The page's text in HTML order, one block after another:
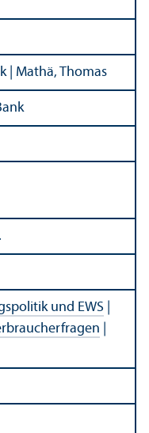
| Mathä, Thomas
und EWS